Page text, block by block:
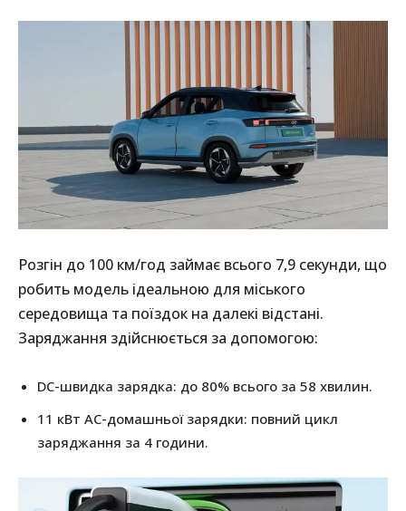
Розгін до 100 км/год займає всього 7,9 секунди, що
робить модель ідеальною для міського
середовища та поїздок на далекі відстані.
Заряджання здійснюється за допомогою:
DC-швидка зарядка: до 80% всього за 58 хвилин.
11 кВт AC-домашньої зарядки: повний цикл
заряджання за 4 години.